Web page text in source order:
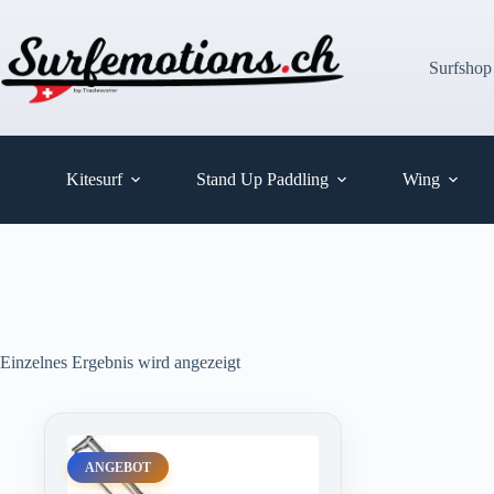
springen
Kitesurf Stand Up Paddling Wing
Einzelnes Ergebnis wird angezeigt
ANGEBOT